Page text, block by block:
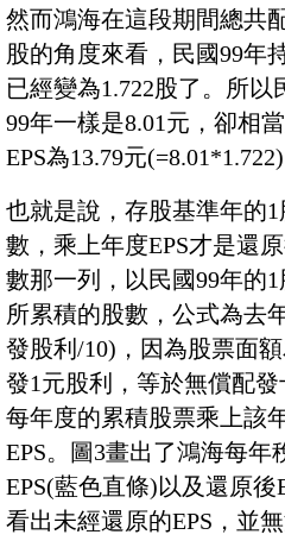
然而鴻海在這段期間總共
股的角度來看，民國99年
已經變為1.722股了。所以
99年一樣是8.01元，卻相
EPS為13.79元(=8.01*1.722)
也就是說，存股基準年的
數，乘上年度EPS才是還
數那一列，以民國99年的
所累積的股數，公式為去
發股利/10)，因為股票面
發1元股利，等於無償配
每年度的累積股票乘上該
EPS。圖3畫出了鴻海每年
EPS(藍色直條)以及還原
看出未經還原的EPS，並